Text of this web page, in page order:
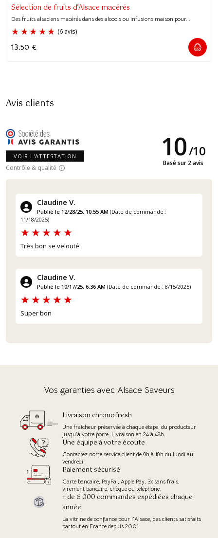
Sélection de fruits d’Alsace macérés
Des fruits alsaciens macérés dans des alcools ou infusions maison pour...
(6 avis)
13,50 €
Avis clients
VOIR L'ATTESTATION
Contrôle & qualité
10/10
Basé sur 2 avis
Claudine V.
Publié le 12/28/25, 10:55 AM (Date de commande :
11/18/2025)
Très bon se velouté
Claudine V.
Publié le 10/17/25, 6:36 AM (Date de commande : 8/15/2025)
Super bon
Vos garanties avec Alsace Saveurs
Livraison chronofresh
Une fraîcheur préservée à chaque étape, du producteur
jusqu'à votre porte. Livraison en 24 à 48h.
Une équipe à votre écoute
Contactez notre service client de 9h à 18h du lundi au
vendredi.
Paiement sécurisé
Carte bancaire, PayPal, Apple Pay, 3x sans frais,
virement bancaire, chèque ou téléphone.
+ de 6 000 commandes expédiées chaque
année
La vitrine de confiance pour l’Alsace, des clients satisfaits
partout en France depuis 2001